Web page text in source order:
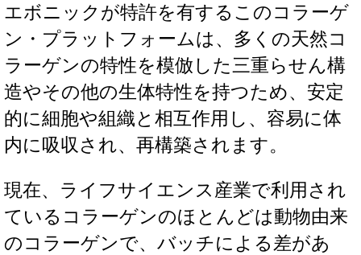
エボニックが特許を有するこのコラーゲ
ン・プラットフォームは、多くの天然コ
ラーゲンの特性を模倣した三重らせん構
造やその他の生体特性を持つため、安定
的に細胞や組織と相互作用し、容易に体
内に吸収され、再構築されます。
現在、ライフサイエンス産業で利用され
ているコラーゲンのほとんどは動物由来
のコラーゲンで、バッチによる差があ